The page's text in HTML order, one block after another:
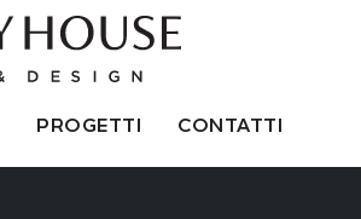
PROGETTI CONTATTI